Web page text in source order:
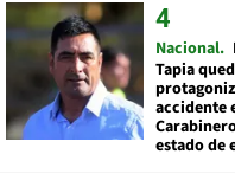
Nacional
Tapia
accidente
estado de